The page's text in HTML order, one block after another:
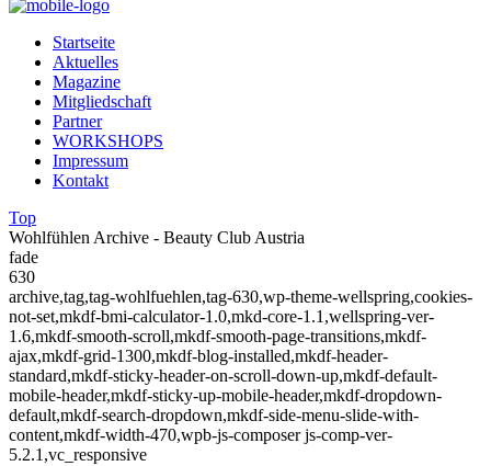
Startseite
Aktuelles
Magazine
Mitgliedschaft
Partner
WORKSHOPS
Impressum
Kontakt
Top
Wohlfühlen Archive - Beauty Club Austria
fade
630
archive,tag,tag-wohlfuehlen,tag-630,wp-theme-wellspring,cookies-
not-set,mkdf-bmi-calculator-1.0,mkd-core-1.1,wellspring-ver-
1.6,mkdf-smooth-scroll,mkdf-smooth-page-transitions,mkdf-
ajax,mkdf-grid-1300,mkdf-blog-installed,mkdf-header-
standard,mkdf-sticky-header-on-scroll-down-up,mkdf-default-
mobile-header,mkdf-sticky-up-mobile-header,mkdf-dropdown-
default,mkdf-search-dropdown,mkdf-side-menu-slide-with-
content,mkdf-width-470,wpb-js-composer js-comp-ver-
5.2.1,vc_responsive